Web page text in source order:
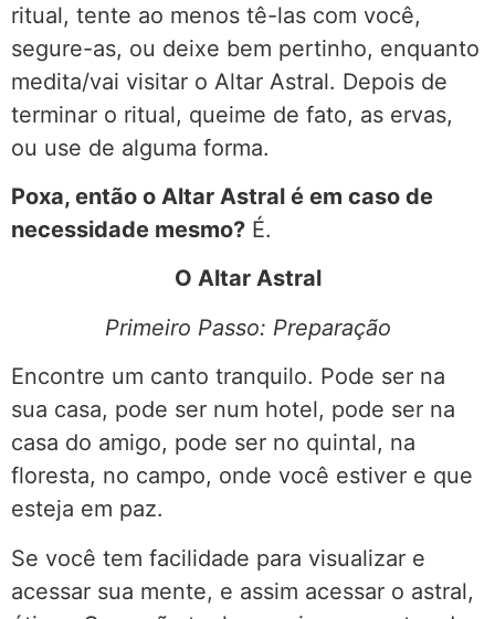
ritual, tente ao menos tê-las com você,
segure-as, ou deixe bem pertinho, enquanto
medita/vai visitar o Altar Astral. Depois de
terminar o ritual, queime de fato, as ervas,
ou use de alguma forma.
Poxa, então o Altar Astral é em caso de
necessidade mesmo? É.
O Altar Astral
Primeiro Passo: Preparação
Encontre um canto tranquilo. Pode ser na
sua casa, pode ser num hotel, pode ser na
casa do amigo, pode ser no quintal, na
floresta, no campo, onde você estiver e que
esteja em paz.
Se você tem facilidade para visualizar e
acessar sua mente, e assim acessar o astral,